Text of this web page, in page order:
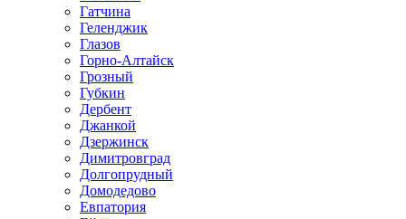
Гатчина
Геленджик
Глазов
Горно-Алтайск
Грозный
Губкин
Дербент
Джанкой
Дзержинск
Димитровград
Долгопрудный
Домодедово
Евпатория